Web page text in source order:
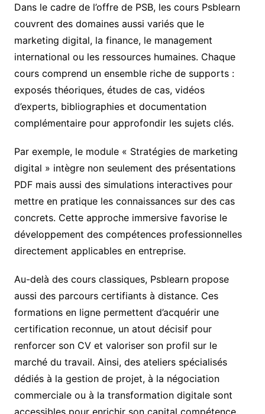
Dans le cadre de l’offre de PSB, les cours Psblearn
couvrent des domaines aussi variés que le
marketing digital, la finance, le management
international ou les ressources humaines. Chaque
cours comprend un ensemble riche de supports :
exposés théoriques, études de cas, vidéos
d’experts, bibliographies et documentation
complémentaire pour approfondir les sujets clés.
Par exemple, le module « Stratégies de marketing
digital » intègre non seulement des présentations
PDF mais aussi des simulations interactives pour
mettre en pratique les connaissances sur des cas
concrets. Cette approche immersive favorise le
développement des compétences professionnelles
directement applicables en entreprise.
Au-delà des cours classiques, Psblearn propose
aussi des parcours certifiants à distance. Ces
formations en ligne permettent d’acquérir une
certification reconnue, un atout décisif pour
renforcer son CV et valoriser son profil sur le
marché du travail. Ainsi, des ateliers spécialisés
dédiés à la gestion de projet, à la négociation
commerciale ou à la transformation digitale sont
accessibles pour enrichir son capital compétence.